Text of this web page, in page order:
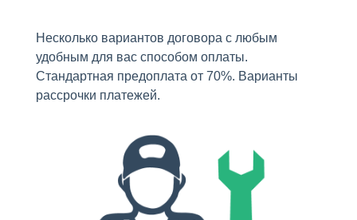
Несколько вариантов договора с любым
удобным для вас способом оплаты.
Стандартная предоплата от 70%. Варианты
рассрочки платежей.